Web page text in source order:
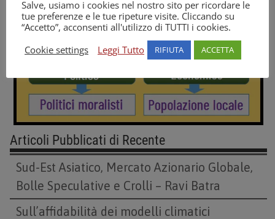
Articoli Pubblicati di Recente
Sud-Est Asiatico, Mercato Azionario Globale,
Bolle Speculative e Crolli – Ravi Batra
Sull’affidabilità dei modelli climatici
Salve, usiamo i cookies nel nostro sito per ricordare le
tue preferenze e le tue ripeture visite. Cliccando su
“Accetto”, acconsenti all'utilizzo di TUTTI i cookies.
Cookie settings
Leggi Tutto RIFIUTA ACCETTA